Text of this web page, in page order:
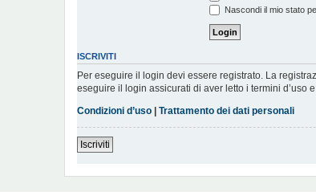
Nascondi il mio stato
ISCRIVITI
Per eseguire il login devi essere registrato. La
eseguire il login assicurati di aver letto i termini d’uso
Condizioni d’uso | Trattamento dei dati personali
Iscriviti